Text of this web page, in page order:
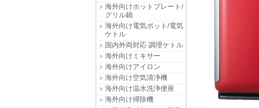
海外向けホットプレート/
グリル鍋
海外向け電気ポット/電気
ケトル
国内外両対応 調理ケトル
海外向けミキサー
海外向けアイロン
海外向け空気清浄機
海外向け温水洗浄便座
海外向け掃除機